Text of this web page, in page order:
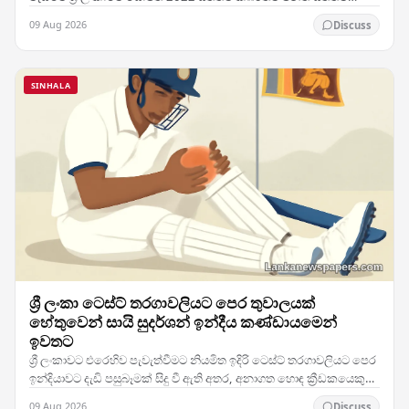
09 Aug 2026 Discuss
SINHALA
ශ්‍රී ලංකා ටෙස්ට් තරගාවලියට පෙර තුවාලයක්
හේතුවෙන් සායි සුදර්ශන් ඉන්දීය කණ්ඩායමෙන්
ඉවතට
ශ්‍රී ලංකාවට එරෙහිව පැවැත්වීමට නියමිත ඉදිරි ටෙස්ට් තරගාවලියට පෙර
ඉන්දියාවට දැඩි පසුබෑමක් සිදු වී ඇති අතර, අනාගත හොඳ ක්‍රීඩකයෙකු
09 Aug 2026